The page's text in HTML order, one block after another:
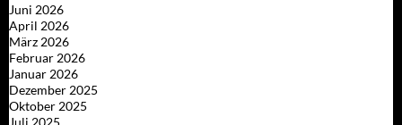
Juni 2026
April 2026
März 2026
Februar 2026
Januar 2026
Dezember 2025
Oktober 2025
Juli 2025